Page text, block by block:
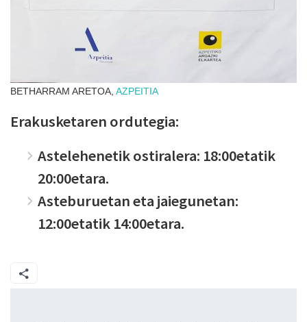
BETHARRAM ARETOA, AZPEITIA
Erakusketaren ordutegia:
Astelehenetik ostiralera: 18:00etatik
20:00etara.
Asteburuetan eta jaiegunetan:
12:00etatik 14:00etara.